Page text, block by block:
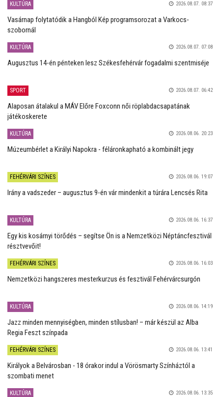
KULTÚRA 2026.08.07. 08:37
Vasárnap folytatódik a Hangból Kép programsorozat a Varkocs-
szobornál
KULTÚRA 2026.08.07. 07:08
Augusztus 14-én pénteken lesz Székesfehérvár fogadalmi szentmiséje
SPORT 2026.08.07. 06:42
Alaposan átalakul a MÁV Előre Foxconn női röplabdacsapatának
játékoskerete
KULTÚRA 2026.08.06. 20:23
Múzeumbérlet a Királyi Napokra - féláronkapható a kombinált jegy
FEHÉRVÁRI SZÍNES 2026.08.06. 19:07
Irány a vadszeder – augusztus 9-én vár mindenkit a túrára Lencsés Rita
KULTÚRA 2026.08.06. 16:37
Egy kis kosárnyi törődés – segítse Ön is a Nemzetközi Néptáncfesztivál
résztvevőit!
FEHÉRVÁRI SZÍNES 2026.08.06. 16:03
Nemzetközi hangszeres mesterkurzus és fesztivál Fehérvárcsurgón
KULTÚRA 2026.08.06. 14:19
Jazz minden mennyiségben, minden stílusban! – már készül az Alba
Regia Feszt színpada
FEHÉRVÁRI SZÍNES 2026.08.06. 13:41
Királyok a Belvárosban - 18 órakor indul a Vörösmarty Színháztól a
szombati menet
KULTÚRA 2026.08.06. 13:35